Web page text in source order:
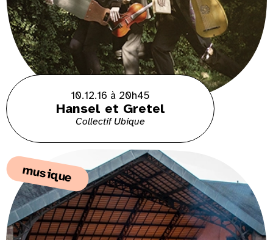
10.12.16 à 20h45
Hansel et Gretel
Collectif Ubique
musique